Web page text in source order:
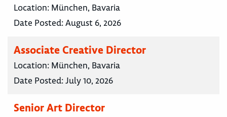
Location: München, Bavaria
Date Posted:August 6, 2026
Associate Creative Director
Location: München, Bavaria
Date Posted:July 10, 2026
Senior Art Director